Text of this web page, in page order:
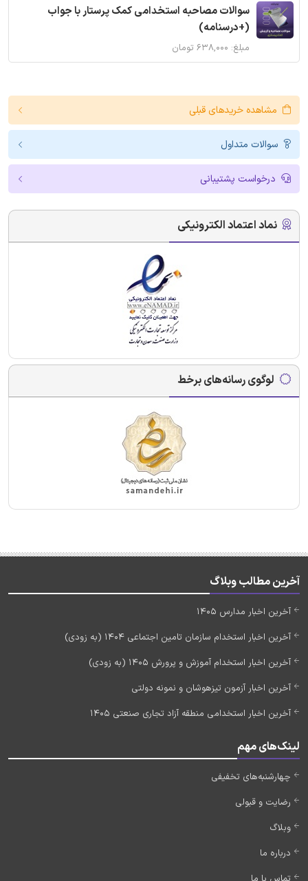
سوالات مصاحبه استخدامی کمک پرستار با جواب
(+درسنامه)
مبلغ: ۶۳۸,۰۰۰ تومان
مشاهده خریدهای قبلی
سوالات متداول
درخواست پشتیبانی
نماد اعتماد الکترونیکی
لوگوی رسانه‌های برخط
آخرین مطالب وبلاگ
آخرین اخبار مدارس 1405
آخرین اخبار استخدام سازمان تامین اجتماعی 1404 (به زودی)
آخرین اخبار استخدام آموزش و پرورش 1405 (به زودی)
آخرین اخبار آزمون تیزهوشان و نمونه دولتی
آخرین اخبار استخدامی منطقه آزاد تجاری صنعتی 1405
لینک‌های مهم
چهارشنبه‌های تخفیفی
رضایت و قبولی
وبلاگ
درباره ما